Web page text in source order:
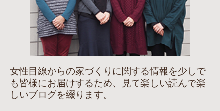
女性目線からの家づくりに関する情報を少しで
も皆様にお届けするため、見て楽しい読んで楽
しいブログを綴ります。